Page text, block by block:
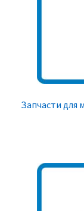
Запчасти для